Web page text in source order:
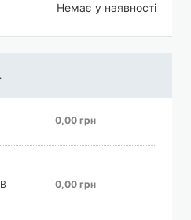
Немає у наявності
0,00 грн
0,00 грн